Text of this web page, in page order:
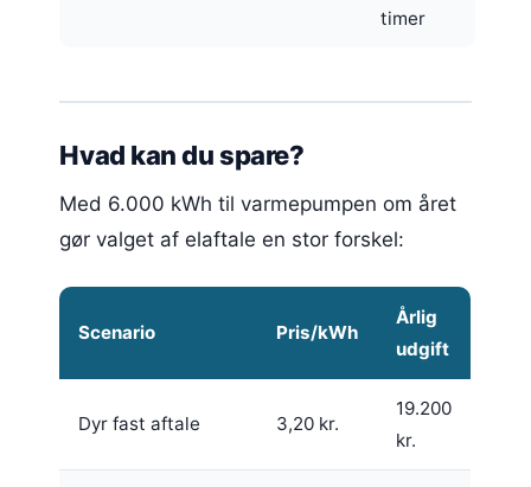
timer
Hvad kan du spare?
Med 6.000 kWh til varmepumpen om året
gør valget af elaftale en stor forskel:
Scenario Pris/kWh
Årlig
udgift
Dyr fast aftale 3,20 kr.
19.200
kr.